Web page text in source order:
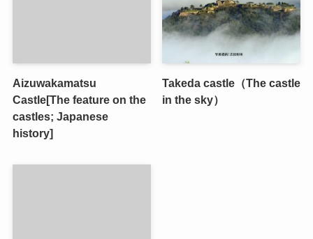
Aizuwakamatsu
Castle[The feature on the
castles; Japanese
history]
Takeda castle（The castle
in the sky）